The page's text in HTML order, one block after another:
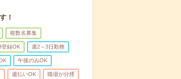
！
複数名募集
登録OK 週2～3日勤務
午後のみOK
週払いOK 職場が分煙